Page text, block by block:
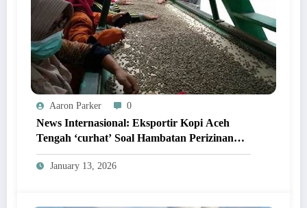
Aaron Parker 0
News Internasional: Eksportir Kopi Aceh
Tengah ‘curhat’ Soal Hambatan Perizinan
Yang Bikin Rugi Milyaran!
January 13, 2026